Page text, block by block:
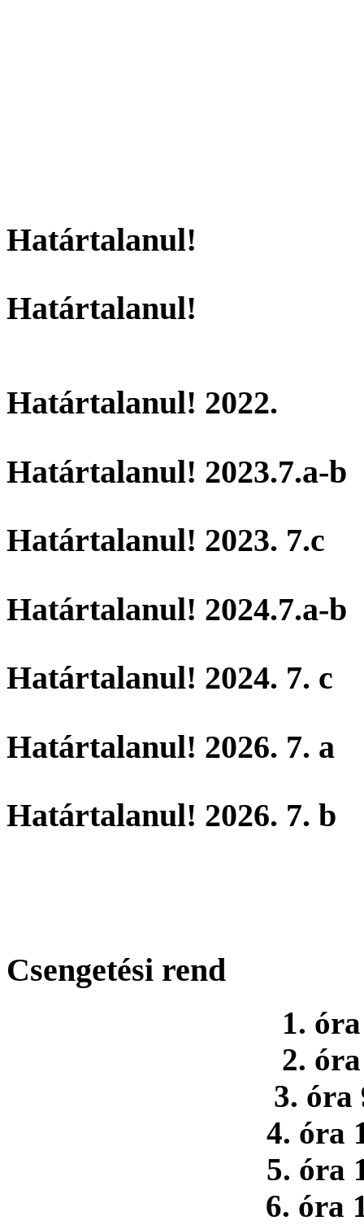
Határtalanul!
Határtalanul!
Határtalanul! 2022.
Határtalanul! 2023.7.a-b
Határtalanul! 2023. 7.c
Határtalanul! 2024.7.a-b
Határtalanul! 2024. 7. c
Határtalanul! 2026. 7. a
Határtalanul! 2026. 7. b
Csengetési rend
1.
2.
3. óra
4. óra
5. óra
6. óra